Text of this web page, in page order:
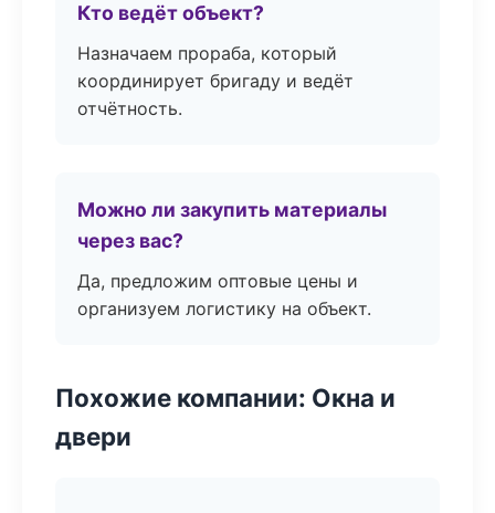
Кто ведёт объект?
Назначаем прораба, который
координирует бригаду и ведёт
отчётность.
Можно ли закупить материалы
через вас?
Да, предложим оптовые цены и
организуем логистику на объект.
Похожие компании: Окна и
двери